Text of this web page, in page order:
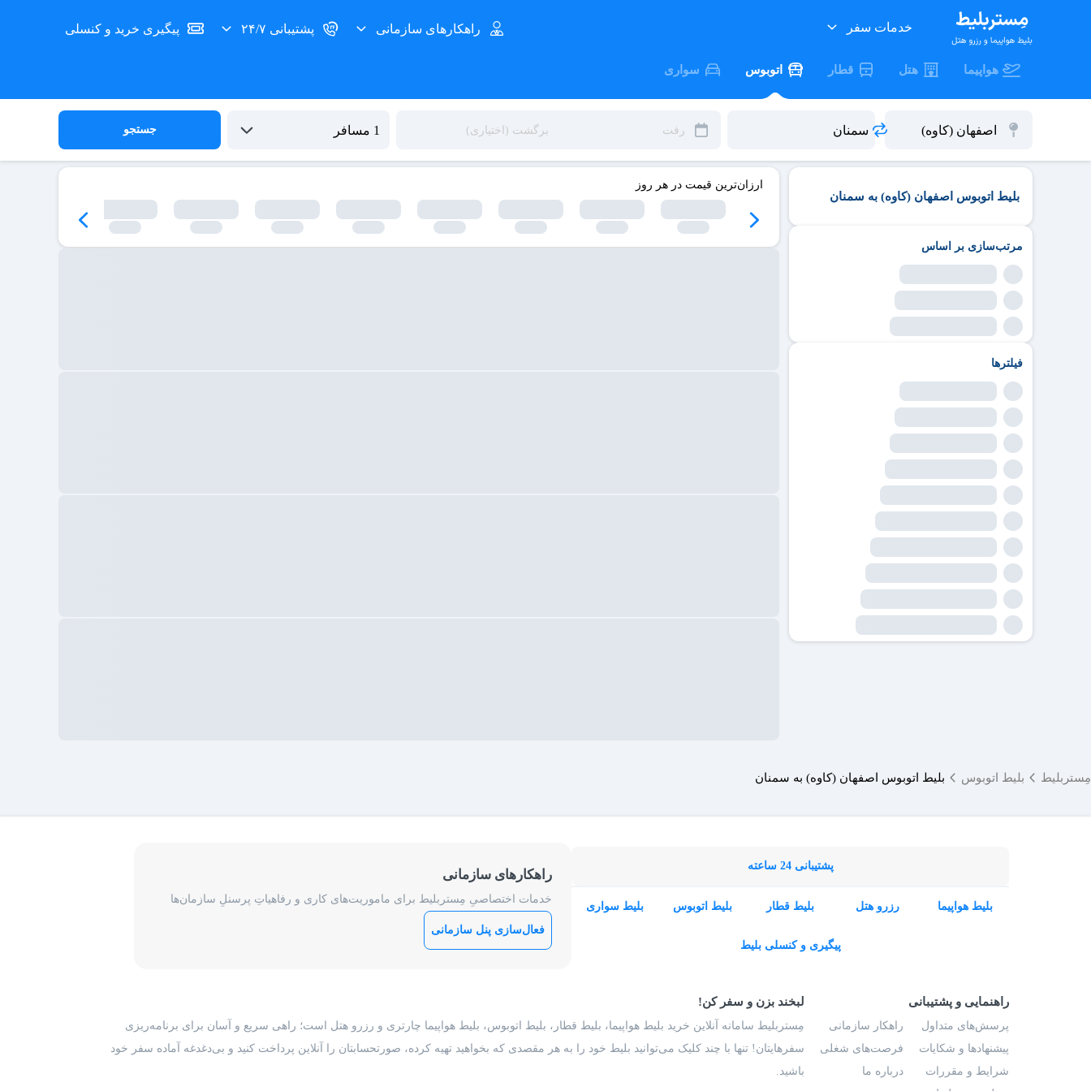
خدمات سفر راهکارهای سازمانی پشتیبانی ۲۴/۷ پیگیری خرید و کنسلی
هواپیما هتل قطار اتوبوس سواری
جستجو
بلیط اتوبوس اصفهان (کاوه) به سمنان
مرتب‌سازی بر اساس
فیلترها
ارزان‌ترین قیمت در هر روز
مِستربلیط بلیط اتوبوس بلیط اتوبوس اصفهان (کاوه) به سمنان
پشتیبانی 24 ساعته
بلیط هواپیما رزرو هتل بلیط قطار بلیط اتوبوس بلیط سواری
پیگیری و کنسلی بلیط
راهکارهای سازمانی
خدمات اختصاصیِ مِستربلیط برای ماموریت‌های کاری و رفاهیاتِ پرسنلِ سازمان‌ها
فعال‌سازی پنل سازمانی
راهنمایی و پشتیبانی
پرسش‌های متداول
پیشنهادها و شکایات
شرایط و مقررات
راهکار سازمانی
فرصت‌های شغلی
درباره ما
لبخند بزن و سفر کن!
مِستربلیط سامانه آنلاین خرید بلیط هواپیما، بلیط قطار، بلیط اتوبوس، بلیط هواپیما چارتری و رزرو هتل است؛ راهی سریع و آسان برای برنامه‌ریزی
سفرهایتان! تنها با چند کلیک می‌توانید بلیط خود را به هر مقصدی که بخواهید تهیه کرده، صورتحسابتان را آنلاین پرداخت کنید و بی‌دغدغه آماده سفر خود
باشید.